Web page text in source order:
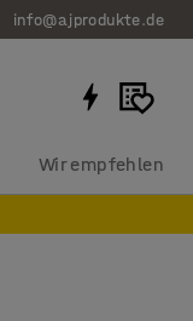
info@ajprodukte.de
Wir empfehlen